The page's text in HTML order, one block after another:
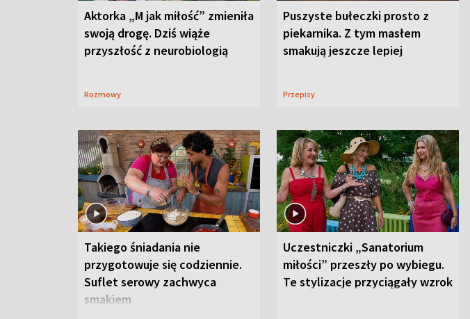
Aktorka „M jak miłość” zmieniła
swoją drogę. Dziś wiąże
przyszłość z neurobiologią
Rozmowy
Puszyste bułeczki prosto z
piekarnika. Z tym masłem
smakują jeszcze lepiej
Przepisy
Takiego śniadania nie
przygotowuje się codziennie.
Suflet serowy zachwyca
smakiem
Uczestniczki „Sanatorium
miłości” przeszły po wybiegu.
Te stylizacje przyciągały wzrok